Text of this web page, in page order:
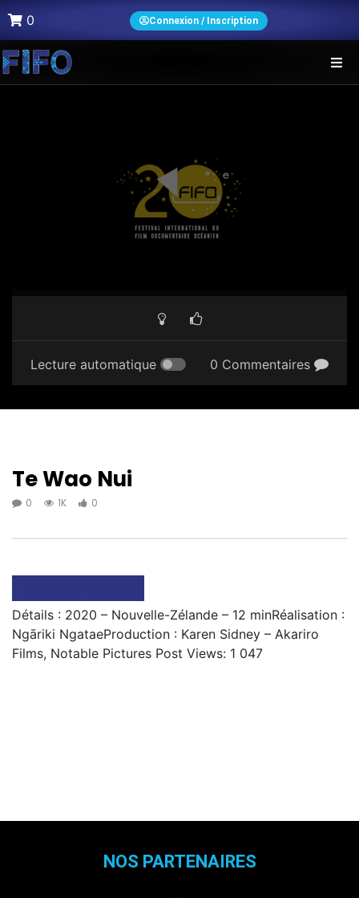
0 Connexion / Inscription
Lecture automatique 0 Commentaires
Te Wao Nui
0 1K 0
Détails : 2020 – Nouvelle-Zélande – 12 minRéalisation :
Ngāriki NgataeProduction : Karen Sidney – Akariro
Films, Notable Pictures Post Views: 1 047
NOS PARTENAIRES